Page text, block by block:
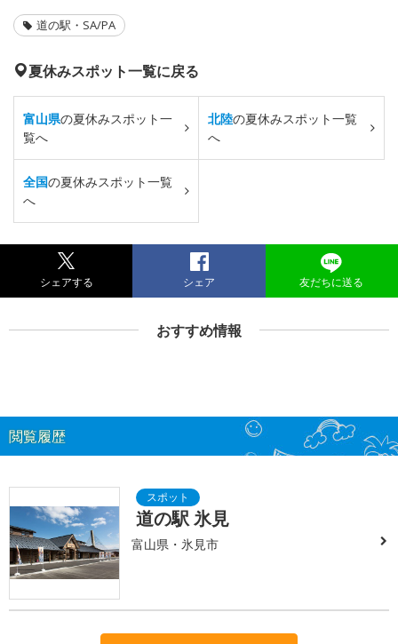
道の駅・SA/PA
夏休みスポット一覧に戻る
富山県の夏休みスポット一
覧へ
北陸の夏休みスポット一覧
へ
全国の夏休みスポット一覧
へ
シェアする シェア 友だちに送る
おすすめ情報
閲覧履歴
道の駅 氷見
富山県・氷見市